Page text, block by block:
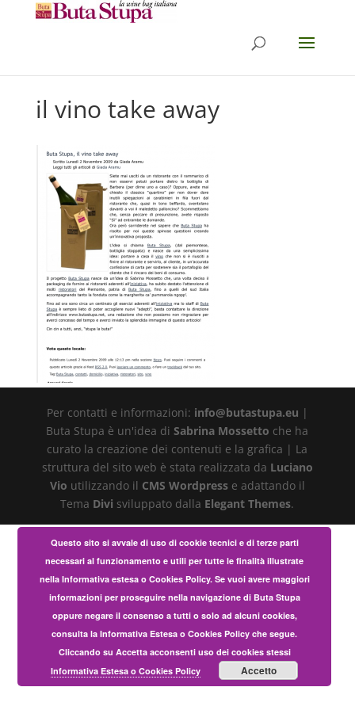
il vino take away
Per contatti e informazioni: info@butastupa.eu |
Buta Stupa è un'idea diSabrina Mossetto che ha
curato la creazione dei contenuti e la grafica | La
struttura del sito web è stata realizzata da Luciano
Vio utilizzando il CMS Wordpresse adattando il
Tema Divi sviluppato dalla Elegant Themes.
Questo sito si avvale di uso di cookie tecnici e di terze parti
necessari al funzionamento e utili per tutte le finalità illustrate
nella Informativa estesa o Cookies Policy. Se vuoi avere maggiori
informazioni per proseguire nella navigazione di Buta Stupa
oppure negare il consenso a tutti o solo ad alcuni cookies,
consulta la Informativa Estesa o Cookies Policy che segue.
Cliccando su Accetta acconsenti uso dei cookies stessi
Informativa Estesa o Cookies Policy
Accetto